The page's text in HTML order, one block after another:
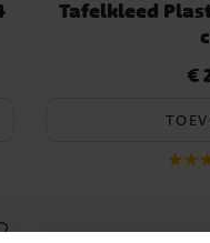
Tafelkleed
Prijs
€